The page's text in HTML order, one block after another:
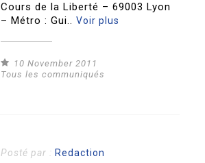
Cours de la Liberté – 69003 Lyon
– Métro : Gui..Voir plus
10 November 2011
Tous les communiqués
Posté par : Redaction